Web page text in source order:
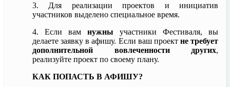
3.
Для реализации проектов и инициатив
участников выделено специальное время.
4. Если вам нужны участники Фестиваля, вы
делаете заявку в афишу. Если ваш проект не требует
дополнительной вовлеченности других,
реализуйте проект по своему плану.
КАК ПОПАСТЬ В АФИШУ?